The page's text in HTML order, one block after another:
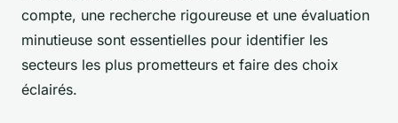
compte, une recherche rigoureuse et une évaluation
minutieuse sont essentielles pour identifier les
secteurs les plus prometteurs et faire des choix
éclairés.